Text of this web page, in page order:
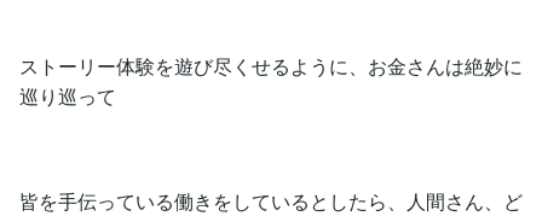
ストーリー体験を遊び尽くせるように、お金さんは絶妙に
巡り巡って
皆を手伝っている働きをしているとしたら、人間さん、ど